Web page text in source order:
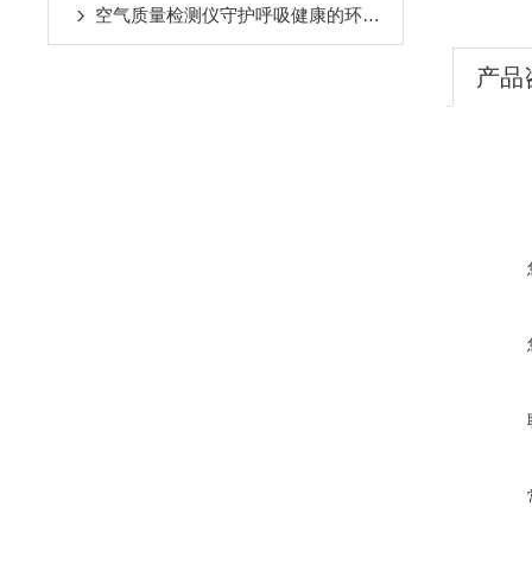
空气质量检测仪守护呼吸健康的环境哨兵
产品